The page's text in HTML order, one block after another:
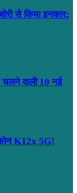
से किया इनकार;
वाली 10 नई
K12x 5G!